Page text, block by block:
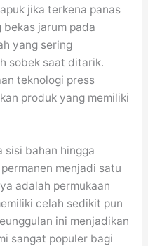
jika terkena panas
jarum pada
yang sering
sobek saat ditarik.
teknologi press
produk yang memiliki
sisi bahan hingga
menjadi satu
adalah permukaan
celah sedikit pun
ini menjadikan
sangat populer bagi